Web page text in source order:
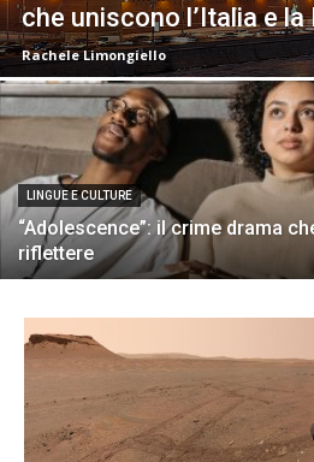
che uniscono l’Italia e la
Rachele Limongiello
LINGUE E CULTURE
“Adolescence”: il crime drama
riflettere